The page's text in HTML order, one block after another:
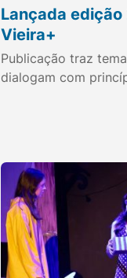
Lançada
Vieira+
Publicação traz
dialogam com